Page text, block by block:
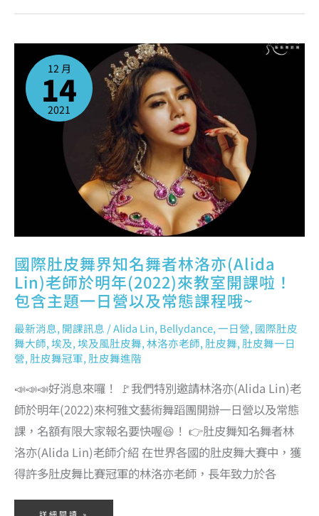
12 月
14
2021
國際肚皮舞界知名舞者林洛亦(Alida
Lin)老師於明年(2022)來教室開課啦！
包含主題一日營以及常態課程哦~
最新消息, 開課訊息 /Alida Lin, Bellydance,一日營, 國際肚皮
舞大師,埃及,埃及風肚皮舞,林洛亦老師, 肚皮舞, 肚皮舞一日
營, 肚皮舞冠軍, 肚皮舞進階
📣📣📣好消息來囉！ 🚩我們特別邀請林洛亦(Alida Lin)老
師於明年(2022)來柯雅文藝術舞蹈團開辦一日營以及常態
課，名額有限大家報名要快喔😆！ 👉肚皮舞知名舞者林
洛亦(Alida Lin)老師介紹 在世界各國的肚皮舞大賽中，獲
得許多肚皮舞比賽冠軍的林洛亦老師，長年致力於各
國
肚
界
知
名
舞
林
包
題
一
日
營
以
及
常
態
程
哦
~